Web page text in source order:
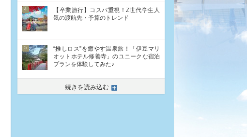
4
【卒業旅行】コスパ重視！Z世代学生人
気の渡航先・予算のトレンド
5
“推しロス”を癒やす温泉旅！「伊豆マリ
オットホテル修善寺」のユニークな宿泊
プランを体験してみた♪
続きを読み込む